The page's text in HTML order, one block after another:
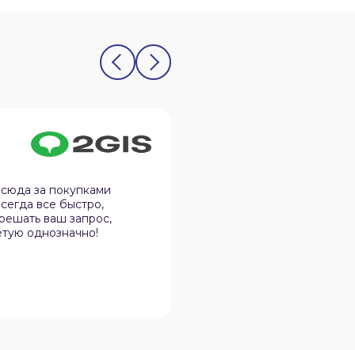
за покупками
все быстро,
ваш запрос,
однозначно!